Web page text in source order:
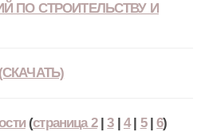
ПО СТРОИТЕЛЬСТВУ И
(страница 2|3| 4| 5|6)